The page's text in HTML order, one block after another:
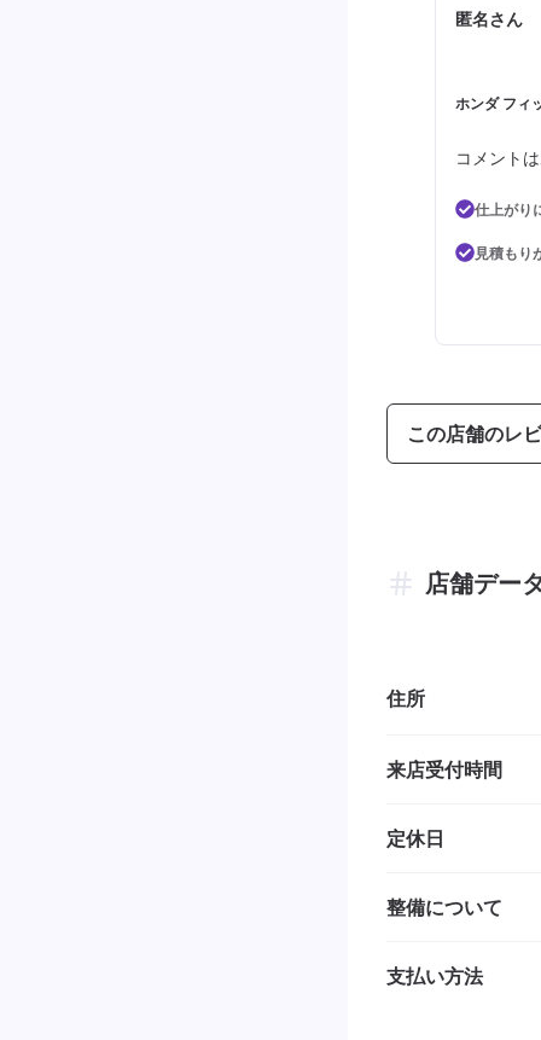
匿名さん
ホンダ フィ
コメント
仕上がり
見積もり
この店舗のレ
店舗デー
住所
来店受付時間
定休日
整備について
支払い方法